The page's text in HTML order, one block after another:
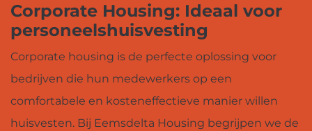
Corporate Housing: Ideaal voor
personeelshuisvesting
Corporate housing is de perfecte oplossing voor
bedrijven die hun medewerkers op een
comfortabele en kosteneffectieve manier willen
huisvesten. Bij Eemsdelta Housing begrijpen we de